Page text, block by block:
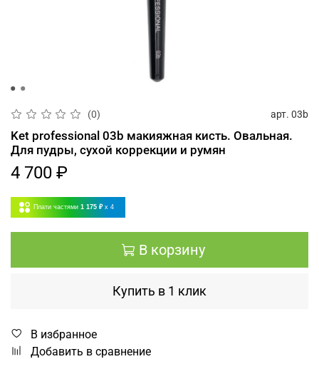
(0) арт. 03b
Ket professional 03b макияжная кисть. Овальная.
Для пудры, сухой коррекции и румян
4 700 ₽
Плати частями 1 175 ₽ x 4
В корзину
Купить в 1 клик
В избранное
Добавить в сравнение